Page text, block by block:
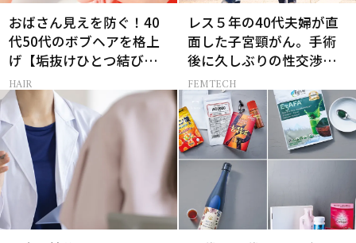
おばさん見えを防ぐ！40
代50代のボブヘアを格上
げ【垢抜けひとつ結び】
のルール
HAIR
レス５年の40代夫婦が直
面した子宮頸がん。手術
後に久しぶりの性交渉を
試しみたら…
FEMTECH